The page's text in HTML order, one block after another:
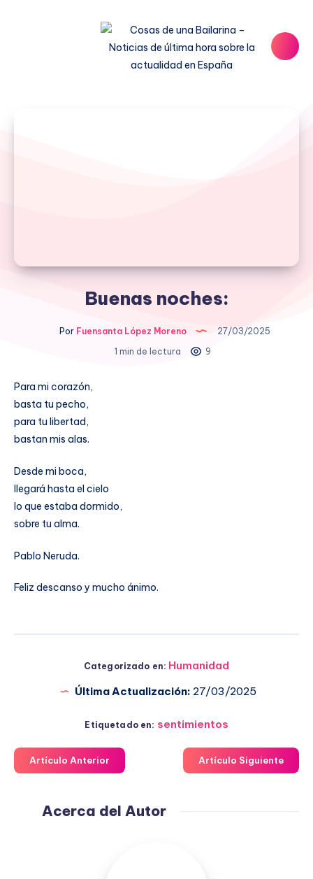
Buenas noches:
PorFuensanta López Moreno
27/03/2025
1 min de lectura
9
Para mi corazón,
basta tu pecho,
para tu libertad,
bastan mis alas.
Desde mi boca,
llegará hasta el cielo
lo que estaba dormido,
sobre tu alma.
Pablo Neruda.
Feliz descanso y mucho ánimo.
Categorizado en: Humanidad
Última Actualización: 27/03/2025
Etiquetado en: sentimientos
Artículo Anterior Artículo Siguiente
Acerca del Autor